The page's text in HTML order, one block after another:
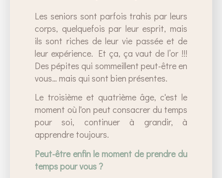
Les seniors sont parfois trahis par leurs
corps, quelquefois par leur esprit, mais
ils sont riches de leur vie passée et de
leur expérience. Et ça, ça vaut de l’or !!!
Des pépites qui sommeillent peut-être en
vous… mais qui sont bien présentes.
Le troisième et quatrième âge, c'est le
moment où l'on peut consacrer du temps
pour soi, continuer à grandir, à
apprendre toujours.
Peut-être enfin le moment de prendre du
temps pour vous ?